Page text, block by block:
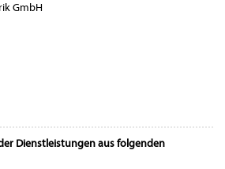
GmbH
Dienstleistungen aus folgenden